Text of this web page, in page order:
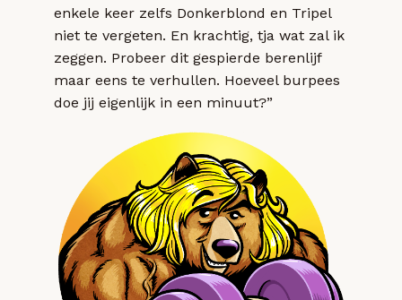
enkele keer zelfs Donkerblond en Tripel
niet te vergeten. En krachtig, tja wat zal ik
zeggen. Probeer dit gespierde berenlijf
maar eens te verhullen. Hoeveel burpees
doe jij eigenlijk in een minuut?”